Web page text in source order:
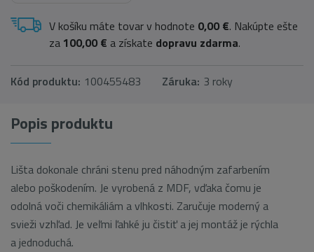
V košíku máte tovar v hodnote 0,00 €. Nakúpte ešte
za 100,00 € a získate dopravu zdarma.
Kód produktu: 100455483 Záruka: 3 roky
Popis produktu
Lišta dokonale chráni stenu pred náhodným zafarbením
alebo poškodením. Je vyrobená z MDF, vďaka čomu je
odolná voči chemikáliám a vlhkosti. Zaručuje moderný a
svieži vzhľad. Je veľmi ľahké ju čistiť a jej montáž je rýchla
a jednoduchá.